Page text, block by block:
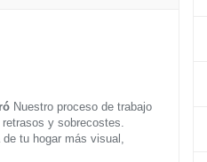
Nuestro proceso de trabajo
y sobrecostes.
tu hogar más visual,